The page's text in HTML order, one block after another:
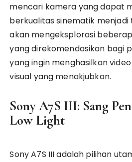
mencari kamera yang dapat
berkualitas sinematik
akan mengeksplorasi
yang direkomendasikan bagi
yang ingin menghasilkan
visual yang menakjubkan.
Sony A7S III: Sang
Low Light
Sony A7S III adalah pilihan